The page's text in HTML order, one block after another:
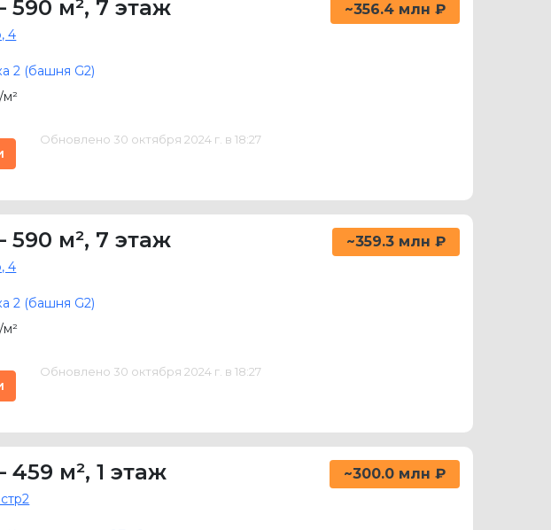
590 м², 7 этаж ~356.4 млн ₽
4
2 (башня G2)
Обновлено 30 октября 2024 г. в 18:27
590 м², 7 этаж ~359.3 млн ₽
4
2 (башня G2)
Обновлено 30 октября 2024 г. в 18:27
459 м²,1 этаж ~300.0 млн ₽